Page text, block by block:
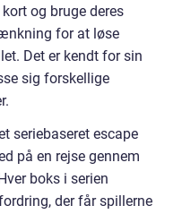
og bruge deres
for at løse
Det er kendt for sin
sig forskellige
seriebaseret escape
på en rejse gennem
boks i serien
der får spillerne